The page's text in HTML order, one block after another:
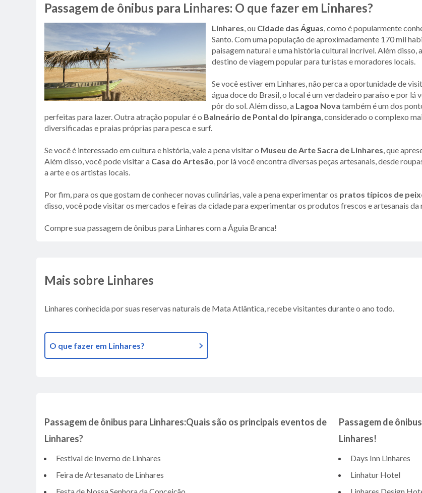
Passagem de ônibus para Linhares: O que fazer em Linhares?
Linhares, ou Cidade das Águas, como é popularmente
Santo. Com uma população de aproximadamente 170 mil
paisagem natural e uma história cultural incrível. Além disso,
destino de viagem popular para turistas e moradores locais.
Se você estiver em Linhares, não perca a oportunidade de
água doce do Brasil, o local é um verdadeiro paraíso e por
pôr do sol. Além disso, a Lagoa Nova também é um dos
perfeitas para lazer. Outra atração popular é o Balneário de Pontal do Ipiranga, considerado o complexo
diversificadas e praias próprias para pesca e surf.
Se você é interessado em cultura e história, vale a pena visitar o Museu de Arte Sacra de Linhares, que
Além disso, você pode visitar a Casa do Artesão, por lá você encontra diversas peças artesanais, desde
a arte e os artistas locais.
Por fim, para os que gostam de conhecer novas culinárias, vale a pena experimentar os pratos típicos de
disso, você pode visitar os mercados e feiras da cidade para experimentar os produtos frescos e artesanais da
Compre sua passagem de ônibus para Linhares com a Águia Branca!
Mais sobre Linhares
Linhares conhecida por suas reservas naturais de Mata Atlântica, recebe visitantes durante o ano todo.
O que fazer em Linhares?
Passagem de ônibus para Linhares:Quais são os principais eventos de
Linhares?
Festival de Inverno de Linhares
Feira de Artesanato de Linhares
Passagem de
Linhares!
Days Inn Linhares
Linhatur Hotel